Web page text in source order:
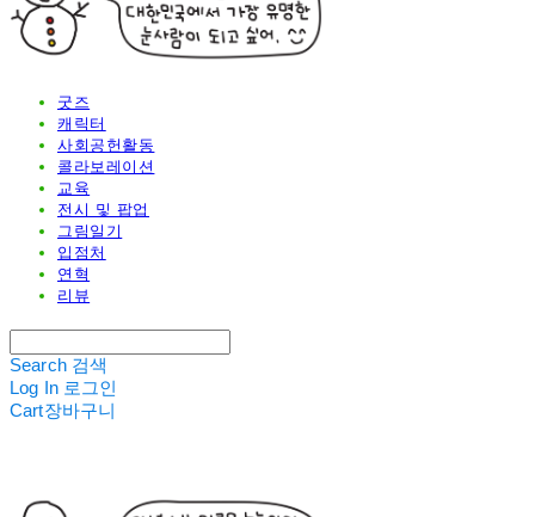
굿즈
캐릭터
사회공헌활동
콜라보레이션
교육
전시 및 팝업
그림일기
입점처
연혁
리뷰
Search 검색
Log In 로그인
Cart장바구니